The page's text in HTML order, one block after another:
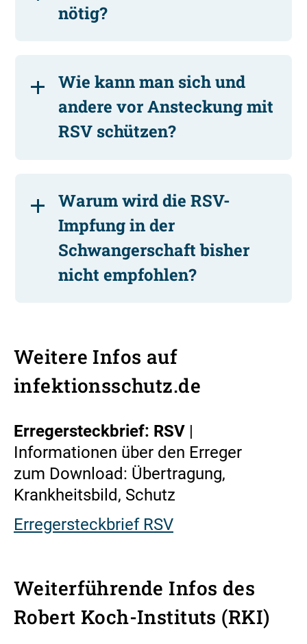
nötig?
Wie kann man sich und
andere vor Ansteckung mit
RSV schützen?
Warum wird die RSV-
Impfung in der
Schwangerschaft bisher
nicht empfohlen?
Weitere Infos auf
infektionsschutz.de
Erregersteckbrief: RSV |
Informationen über den Erreger
zum Download: Übertragung,
Krankheitsbild, Schutz
Erregersteckbrief RSV
Weiterführende Infos des
Robert Koch-Instituts (RKI)